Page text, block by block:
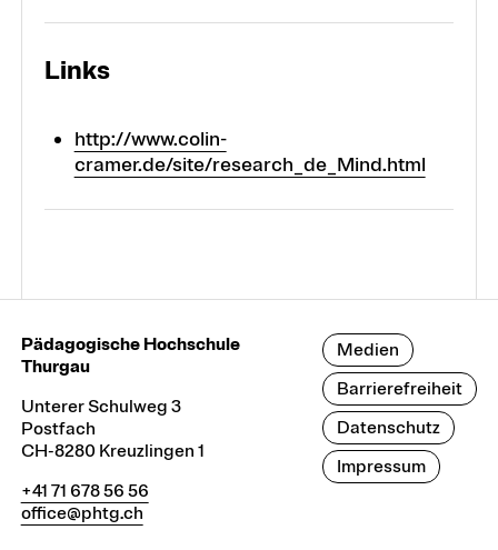
Links
http://www.colin-
cramer.de/site/research_de_Mind.html
Pädagogische Hochschule
Thurgau
Unterer Schulweg 3
Postfach
CH-8280 Kreuzlingen 1
+41 71 678 56 56
office@phtg.ch
Medien
Barrierefreiheit
Datenschutz
Impressum